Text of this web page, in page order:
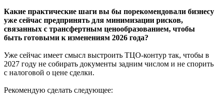
Какие практические шаги вы бы порекомендовали бизнесу
уже сейчас предпринять для минимизации рисков,
связанных с трансфертным ценообразованием, чтобы
быть готовыми к изменениям 2026 года?
Уже сейчас имеет смысл выстроить ТЦО-контур так, чтобы в
2027 году не собирать документы задним числом и не спорить
с налоговой о цене сделки.
Рекомендую сделать следующее: